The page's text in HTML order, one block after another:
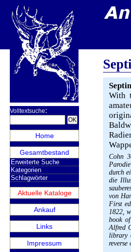
Volltextsuche:
Home
Gesamtbestand
Erweiterte Suche
Kategorien
Schlagwörter
Aktuelle Kataloge
Ankauf
Links
Impressum
With
Cohn
durch
die
von
First
1822,
book
Alfred
library
reverse